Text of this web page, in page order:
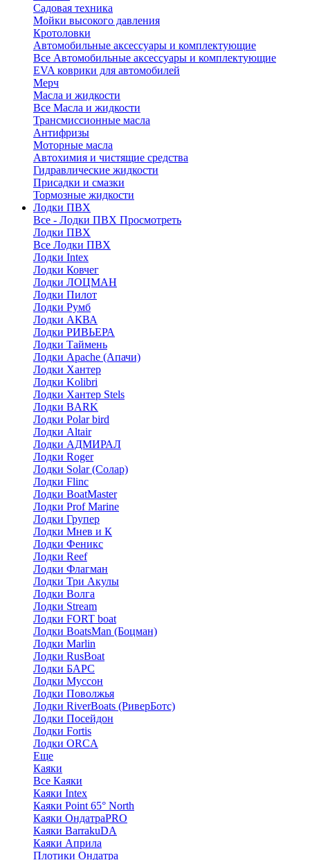
Садовая техника
Мойки высокого давления
Кротоловки
Автомобильные аксессуары и комплектующие
Все Автомобильные аксессуары и комплектующие
EVA коврики для автомобилей
Мерч
Масла и жидкости
Все Масла и жидкости
Трансмиссионные масла
Антифризы
Моторные масла
Автохимия и чистящие средства
Гидравлические жидкости
Присадки и смазки
Тормозные жидкости
Лодки ПВХ
Все - Лодки ПВХ Просмотреть
Лодки ПВХ
Все Лодки ПВХ
Лодки Intex
Лодки Ковчег
Лодки ЛОЦМАН
Лодки Пилот
Лодки Румб
Лодки АКВА
Лодки РИВЬЕРА
Лодки Таймень
Лодки Apache (Апачи)
Лодки Хантер
Лодки Kolibri
Лодки Хантер Stels
Лодки BARK
Лодки Polar bird
Лодки Altair
Лодки АДМИРАЛ
Лодки Roger
Лодки Solar (Солар)
Лодки Flinc
Лодки BoatMaster
Лодки Prof Marine
Лодки Групер
Лодки Мнев и К
Лодки Феникс
Лодки Reef
Лодки Флагман
Лодки Три Акулы
Лодки Волга
Лодки Stream
Лодки FORT boat
Лодки BoatsMan (Боцман)
Лодки Marlin
Лодки RusBoat
Лодки БАРС
Лодки Муссон
Лодки Поволжья
Лодки RiverBoats (РиверБотс)
Лодки Посейдон
Лодки Fortis
Лодки ORCA
Еще
Каяки
Все Каяки
Каяки Intex
Каяки Point 65° North
Каяки ОндатраPRO
Каяки BarrakuDA
Каяки Априла
Плотики Ондатра